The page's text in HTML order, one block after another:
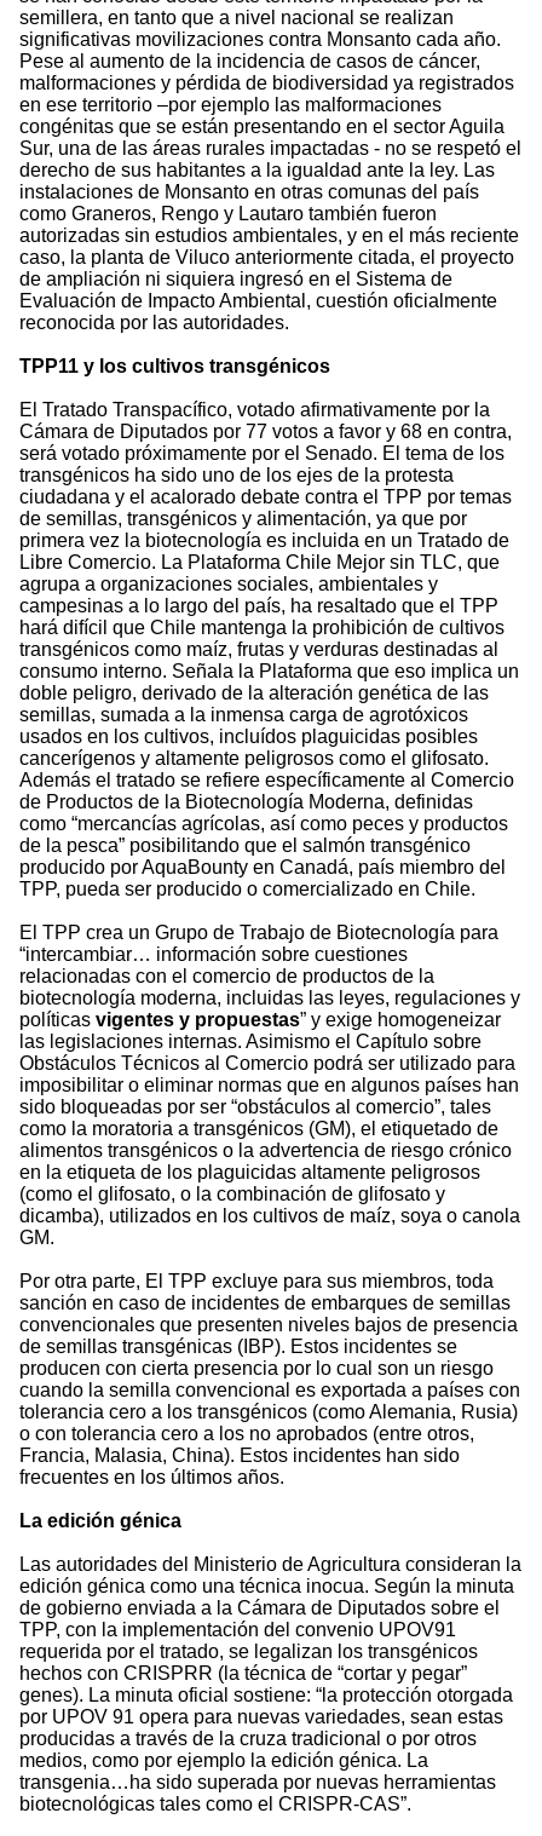
semillera, en tanto que a nivel nacional se realizan
significativas movilizaciones contra Monsanto cada año.
Pese al aumento de la incidencia de casos de cáncer,
malformaciones y pérdida de biodiversidad ya registrados
en ese territorio –por ejemplo las malformaciones
congénitas que se están presentando en el sector Aguila
Sur, una de las áreas rurales impactadas - no se respetó el
derecho de sus habitantes a la igualdad ante la ley. Las
instalaciones de Monsanto en otras comunas del país
como Graneros, Rengo y Lautaro también fueron
autorizadas sin estudios ambientales, y en el más reciente
caso, la planta de Viluco anteriormente citada, el proyecto
de ampliación ni siquiera ingresó en el Sistema de
Evaluación de Impacto Ambiental, cuestión oficialmente
reconocida por las autoridades.
TPP11 y los cultivos transgénicos
El Tratado Transpacífico, votado afirmativamente por la
Cámara de Diputados por 77 votos a favor y 68 en contra,
será votado próximamente por el Senado. El tema de los
transgénicos ha sido uno de los ejes de la protesta
ciudadana y el acalorado debate contra el TPP por temas
de semillas, transgénicos y alimentación, ya que por
primera vez la biotecnología es incluida en un Tratado de
Libre Comercio. La Plataforma Chile Mejor sin TLC, que
agrupa a organizaciones sociales, ambientales y
campesinas a lo largo del país, ha resaltado que el TPP
hará difícil que Chile mantenga la prohibición de cultivos
transgénicos como maíz, frutas y verduras destinadas al
consumo interno. Señala la Plataforma que eso implica un
doble peligro, derivado de la alteración genética de las
semillas, sumada a la inmensa carga de agrotóxicos
usados en los cultivos, incluídos plaguicidas posibles
cancerígenos y altamente peligrosos como el glifosato.
Además el tratado se refiere específicamente al Comercio
de Productos de la Biotecnología Moderna, definidas
como “mercancías agrícolas, así como peces y productos
de la pesca” posibilitando que el salmón transgénico
producido por AquaBounty en Canadá, país miembro del
TPP, pueda ser producido o comercializado en Chile.
El TPP crea un Grupo de Trabajo de Biotecnología para
“intercambiar… información sobre cuestiones
relacionadas con el comercio de productos de la
biotecnología moderna, incluidas las leyes, regulaciones y
políticas vigentes y propuestas” y exige homogeneizar
las legislaciones internas. Asimismo el Capítulo sobre
Obstáculos Técnicos al Comercio podrá ser utilizado para
imposibilitar o eliminar normas que en algunos países han
sido bloqueadas por ser “obstáculos al comercio”, tales
como la moratoria a transgénicos (GM), el etiquetado de
alimentos transgénicos o la advertencia de riesgo crónico
en la etiqueta de los plaguicidas altamente peligrosos
(como el glifosato, o la combinación de glifosato y
dicamba), utilizados en los cultivos de maíz, soya o canola
GM.
Por otra parte, El TPP excluye para sus miembros, toda
sanción en caso de incidentes de embarques de semillas
convencionales que presenten niveles bajos de presencia
de semillas transgénicas (IBP). Estos incidentes se
producen con cierta presencia por lo cual son un riesgo
cuando la semilla convencional es exportada a países con
tolerancia cero a los transgénicos (como Alemania, Rusia)
o con tolerancia cero a los no aprobados (entre otros,
Francia, Malasia, China). Estos incidentes han sido
frecuentes en los últimos años.
La edición génica
Las autoridades del Ministerio de Agricultura consideran la
edición génica como una técnica inocua. Según la minuta
de gobierno enviada a la Cámara de Diputados sobre el
TPP, con la implementación del convenio UPOV91
requerida por el tratado, se legalizan los transgénicos
hechos con CRISPRR (la técnica de “cortar y pegar”
genes). La minuta oficial sostiene: “la protección otorgada
por UPOV 91 opera para nuevas variedades, sean estas
producidas a través de la cruza tradicional o por otros
medios, como por ejemplo la edición génica. La
transgenia…ha sido superada por nuevas herramientas
biotecnológicas tales como el CRISPR-CAS”.